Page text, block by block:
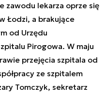
zawodu lekarza oprze się
Łodzi, a brakujące
od Urzędu
Pirogowa. W maju
przejęcia szpitala od
ze szpitalem
Tomczyk, sekretarz